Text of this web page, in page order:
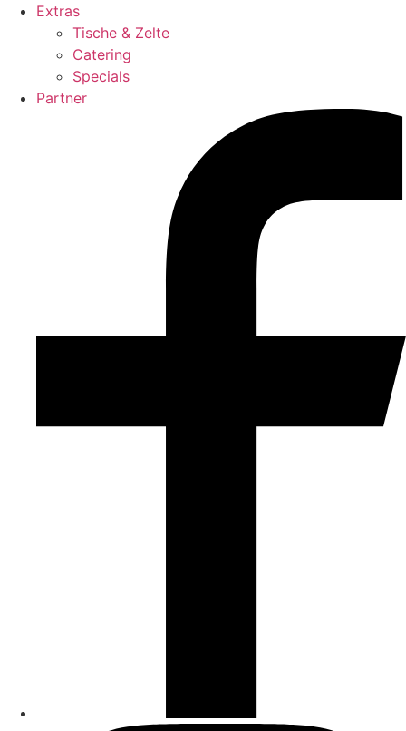
Extras
Tische & Zelte
Catering
Specials
Partner